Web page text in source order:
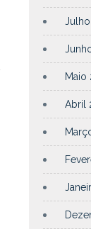
Maio
Abril